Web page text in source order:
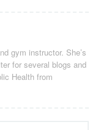
gym instructor. She’s
for several blogs and
Health from